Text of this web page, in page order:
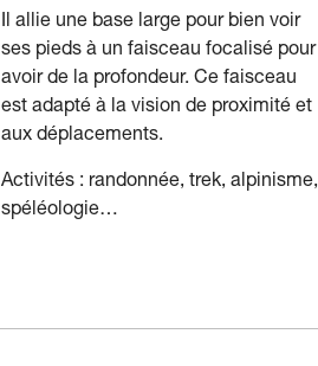
Il allie une base large pour bien voir
ses pieds à un faisceau focalisé pour
avoir de la profondeur. Ce faisceau
est adapté à la vision de proximité et
aux déplacements.
Activités : randonnée, trek, alpinisme,
spéléologie…